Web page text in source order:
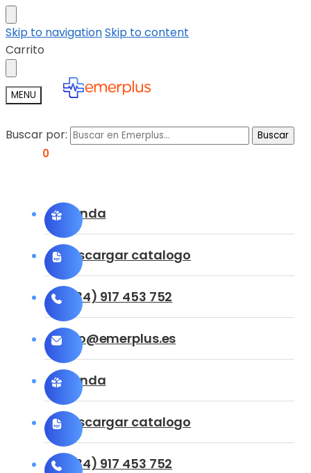
Skip to navigationSkip to content
Carrito
MENU
Buscar por: Buscar
0
Tienda
Descargar catalogo
(+34) 917 453 752
info@emerplus.es
Tienda
Descargar catalogo
(+34) 917 453 752